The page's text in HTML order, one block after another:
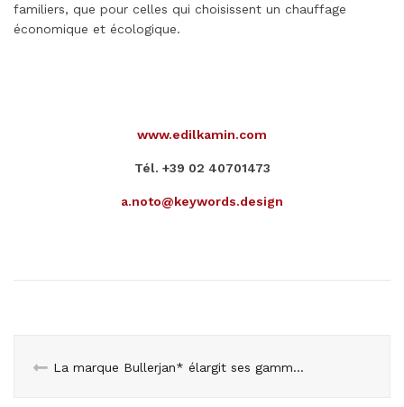
familiers, que pour celles qui choisissent un chauffage
économique et écologique.
www.edilkamin.com
Tél. +39 02 40701473
a.noto@keywords.design
La marque Bullerjan* élargit ses gammes de poêles à bois